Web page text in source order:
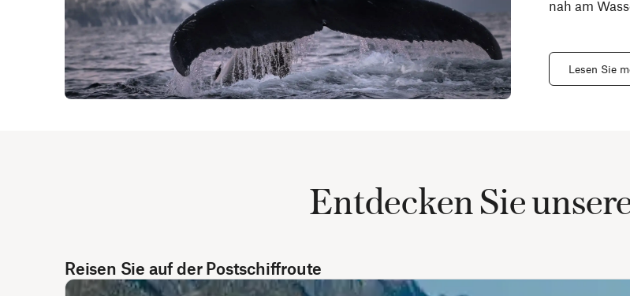
nah am
Lesen Sie
Entdecken Sie
Reisen Sie auf der Postschiffroute